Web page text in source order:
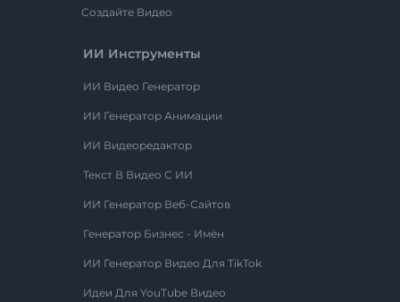
Создайте Видео
ИИ Инструменты
ИИ Видео Генератор
ИИ Генератор Анимации
ИИ Видеоредактор
Текст В Видео С ИИ
ИИ Генератор Веб-Сайтов
Генератор Бизнес - Имён
ИИ Генератор Видео Для TikTok
Идеи Для YouTube Видео